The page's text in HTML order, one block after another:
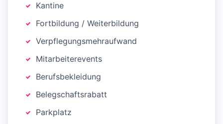
Kantine
Fortbildung / Weiterbildung
Verpflegungsmehraufwand
Mitarbeiterevents
Berufsbekleidung
Belegschaftsrabatt
Parkplatz